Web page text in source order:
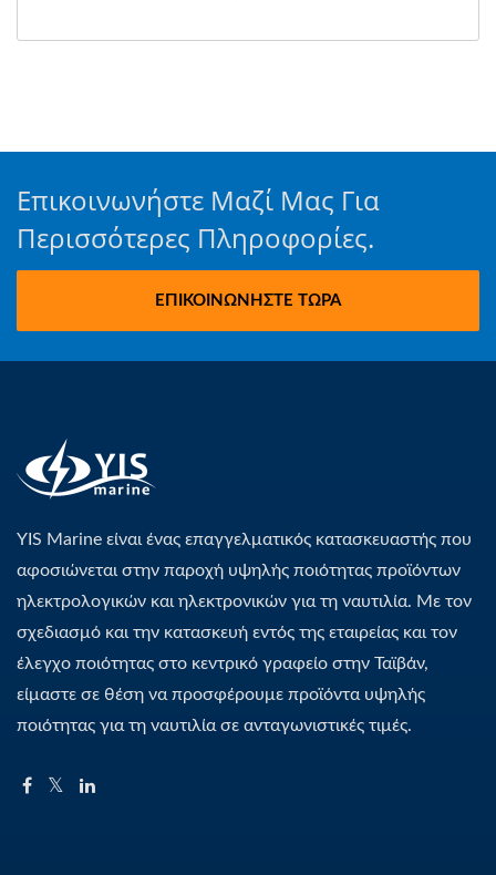
Επικοινωνήστε Μαζί Μας Για
Περισσότερες Πληροφορίες.
ΕΠΙΚΟΙΝΩΝΉΣΤΕ ΤΏΡΑ
YIS Marine είναι ένας επαγγελματικός κατασκευαστής που
αφοσιώνεται στην παροχή υψηλής ποιότητας προϊόντων
ηλεκτρολογικών και ηλεκτρονικών για τη ναυτιλία. Με τον
σχεδιασμό και την κατασκευή εντός της εταιρείας και τον
έλεγχο ποιότητας στο κεντρικό γραφείο στην Ταϊβάν,
είμαστε σε θέση να προσφέρουμε προϊόντα υψηλής
ποιότητας για τη ναυτιλία σε ανταγωνιστικές τιμές.